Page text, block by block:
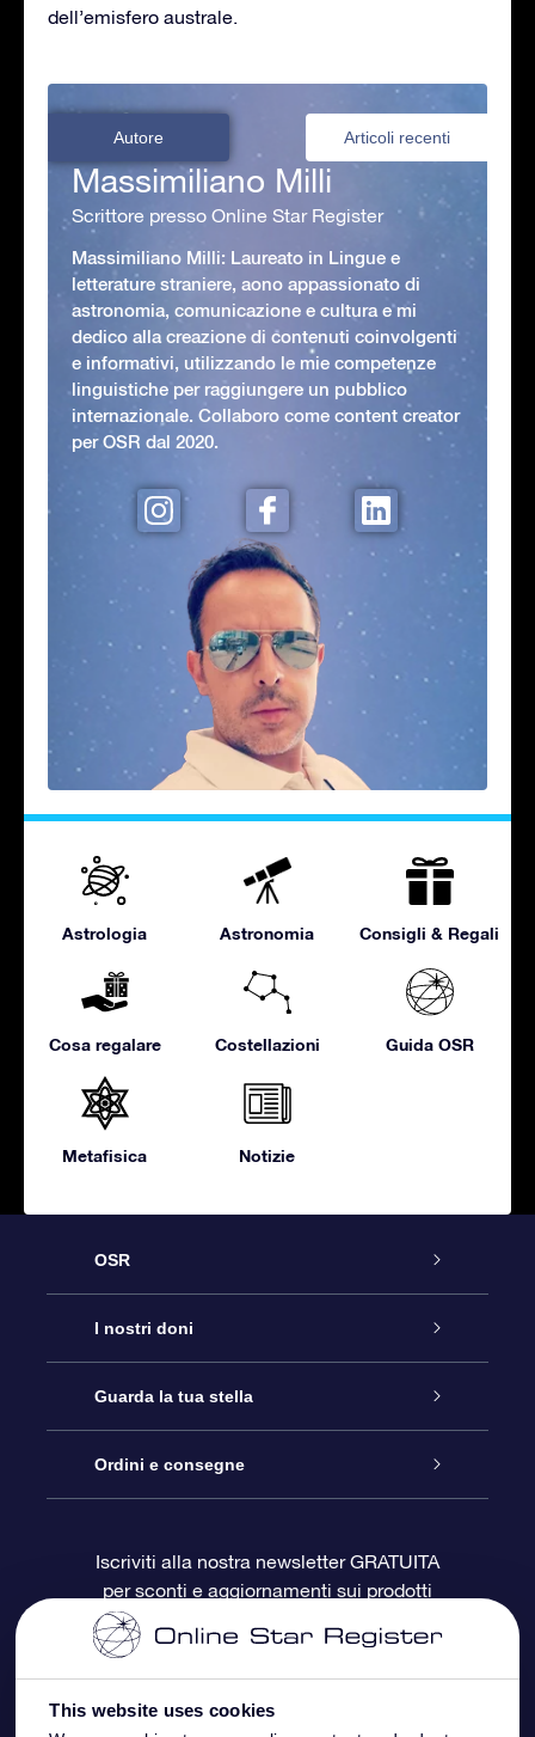
This website uses cookies
dell’emisfero australe.
Autore Articoli recenti
Massimiliano Milli
Scrittore presso Online Star Register
Massimiliano Milli: Laureato in Lingue e
letterature straniere, aono appassionato di
astronomia, comunicazione e cultura e mi
dedico alla creazione di contenuti coinvolgenti
e informativi, utilizzando le mie competenze
linguistiche per raggiungere un pubblico
internazionale. Collaboro come content creator
per OSR dal 2020.
Astrologia Astronomia Consigli & Regali
Cosa regalare Costellazioni Guida OSR
Metafisica Notizie
OSR
Assistenza
Contattaci
Blog
OSR Recensioni
I nostri doni
Online Star Gift
Pacchetto regalo OSR
Gift Card OSR
Doni aziendali
Guarda la tua stella
Registro stellare
Star Page personalizzata
One Million Stars
OSR Starsaver
Ordini e consegne
Informazioni di Pagamento
Politica di reso
Iscriviti alla nostra newsletter GRATUITA
per sconti e aggiornamenti sui prodotti